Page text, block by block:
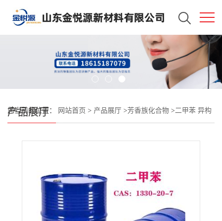
产品展厅
您当前的位置： 网站首页 > 产品展厅 >芳香族化合物 > 二甲苯 异构